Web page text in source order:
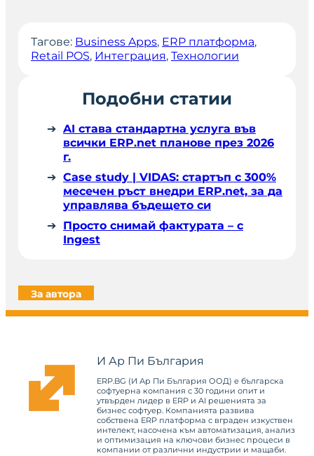
Тагове: Business Apps, ERP платформа
Retail POS, Интеграция, Технологии
Подобни статии
AI става стандартна услуга във
всички ERP.net планове през 2026
г.
Case study | VIDAS: стартъп с 300%
месечен ръст внедри ERP.net, за да
управлява бъдещето си
Просто снимай фактурата – с
Ingest
За автора
И Ар Пи България
ERP.BG (И Ар Пи България ООД) е българска
софтуерна компания с 30 години опит и
утвърден лидер в ERP и AI решенията за
бизнес софтуер. Компанията развива
собствена ERP платформа с вграден изкуствен
интелект, насочена към автоматизация, анализ
и оптимизация на ключови бизнес процеси в
компании от различни индустрии и мащаби.